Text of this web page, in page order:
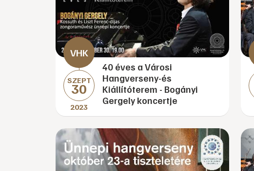
SZEPT
30
2023
40 éves a Városi
Hangverseny-és
Kiállítóterem - Bogányi
Gergely koncertje